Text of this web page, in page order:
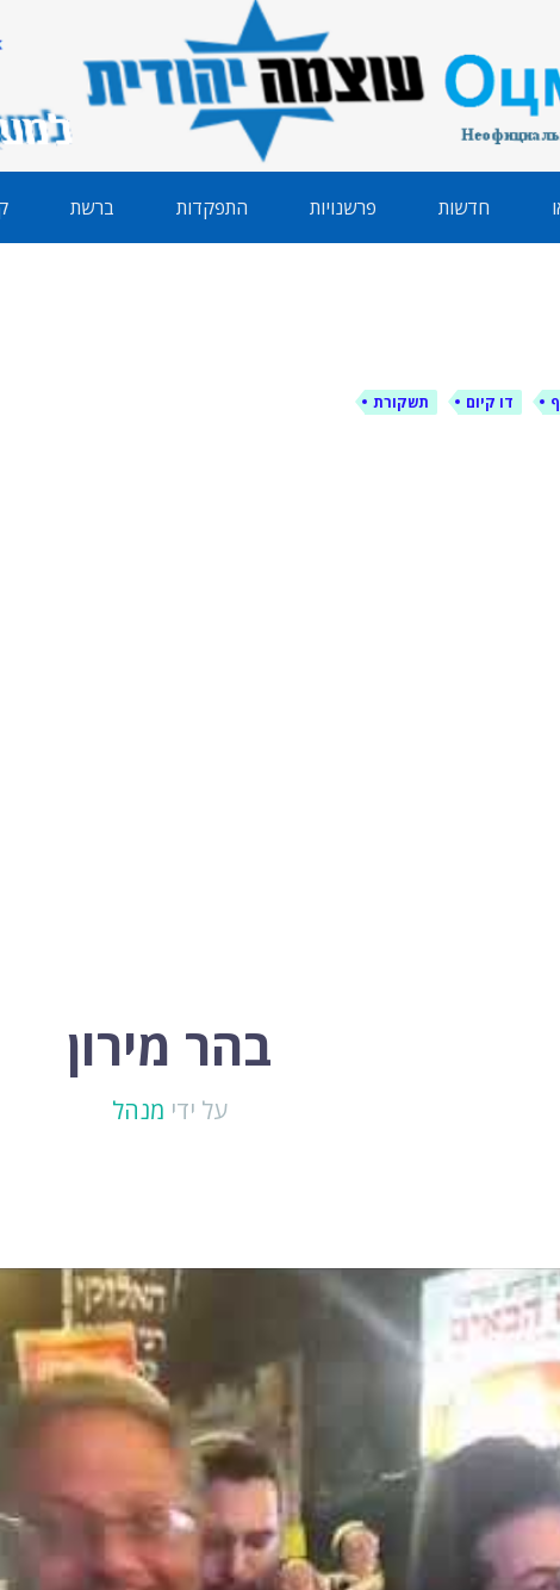
חדשות פרשנויות התפקדות ברשת
דו קיום תשקורת
בהר מירון
על ידי מנהל